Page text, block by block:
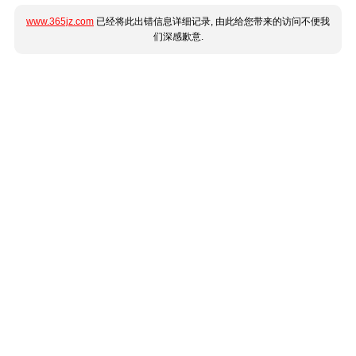
www.365jz.com 已经将此出错信息详细记录, 由此给您带来的访问不便我
们深感歉意.